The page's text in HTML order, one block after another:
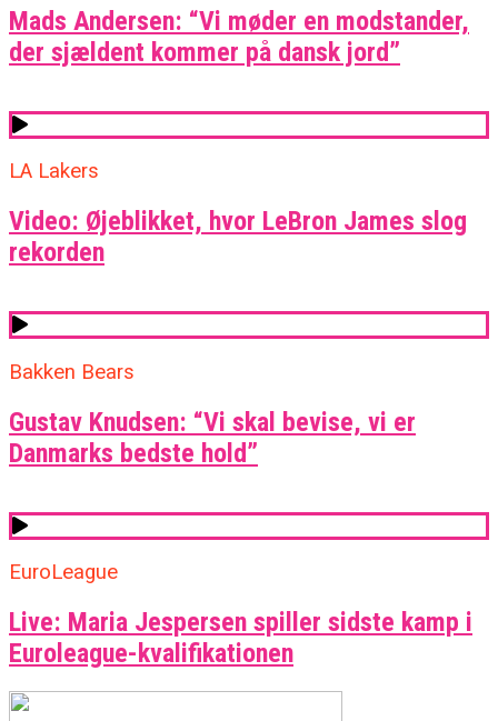
Mads Andersen: “Vi møder en modstander,
der sjældent kommer på dansk jord”
LA Lakers
Video: Øjeblikket, hvor LeBron James slog
rekorden
Bakken Bears
Gustav Knudsen: “Vi skal bevise, vi er
Danmarks bedste hold”
EuroLeague
Live: Maria Jespersen spiller sidste kamp i
Euroleague-kvalifikationen